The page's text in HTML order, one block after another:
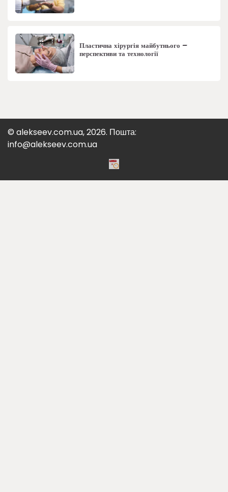
Пластична хірургія майбутнього –
перспективи та технології
© alekseev.com.ua, 2026. Пошта:
info@alekseev.com.ua